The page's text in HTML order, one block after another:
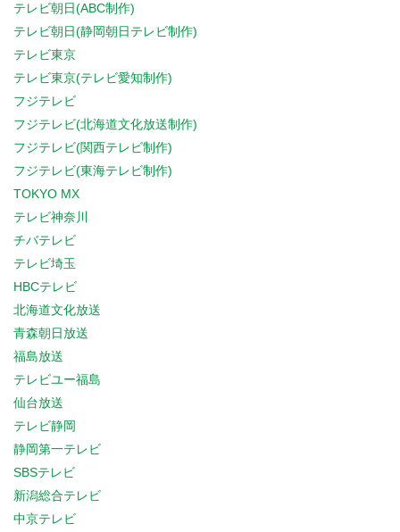
テレビ朝日(ABC制作)
テレビ朝日(静岡朝日テレビ制作)
テレビ東京
テレビ東京(テレビ愛知制作)
フジテレビ
フジテレビ(北海道文化放送制作)
フジテレビ(関西テレビ制作)
フジテレビ(東海テレビ制作)
TOKYO MX
テレビ神奈川
チバテレビ
テレビ埼玉
HBCテレビ
北海道文化放送
青森朝日放送
福島放送
テレビユー福島
仙台放送
テレビ静岡
静岡第一テレビ
SBSテレビ
新潟総合テレビ
中京テレビ